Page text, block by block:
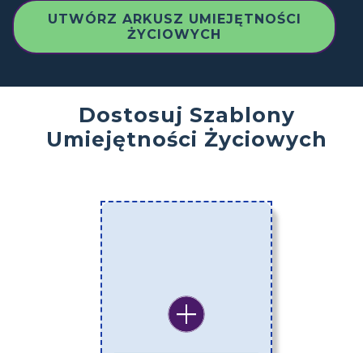
UTWÓRZ ARKUSZ UMIEJĘTNOŚCI
ŻYCIOWYCH
Dostosuj Szablony
Umiejętności Życiowych